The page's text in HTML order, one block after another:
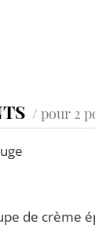
/ pour 2
de crème